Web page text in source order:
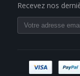
Recevez nos